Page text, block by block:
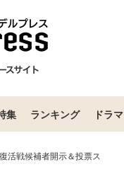
集 ランキング ドラマ
活戦候補者開示＆投票ス